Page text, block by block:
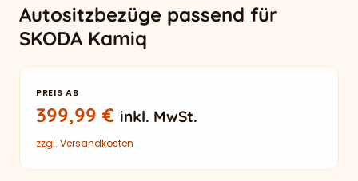
Autositzbezüge passend für
SKODA Kamiq
PREIS AB
399,99€ inkl. MwSt.
zzgl. Versandkosten